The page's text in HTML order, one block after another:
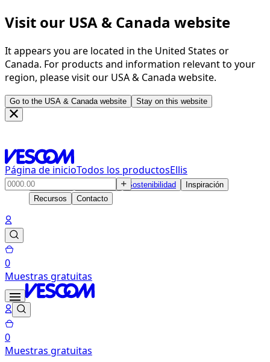
Visit our USA & Canada website
It appears you are located in the United States or
Canada. For products and information relevant to your
region, please visit our USA & Canada website.
Go to the USA & Canada website Stay on this website
Página de inicioTodos los productosEllis
Productos Sostenibilidad
Inspiración
Recursos
Contacto
0
Muestras gratuitas
0
Muestras gratuitas